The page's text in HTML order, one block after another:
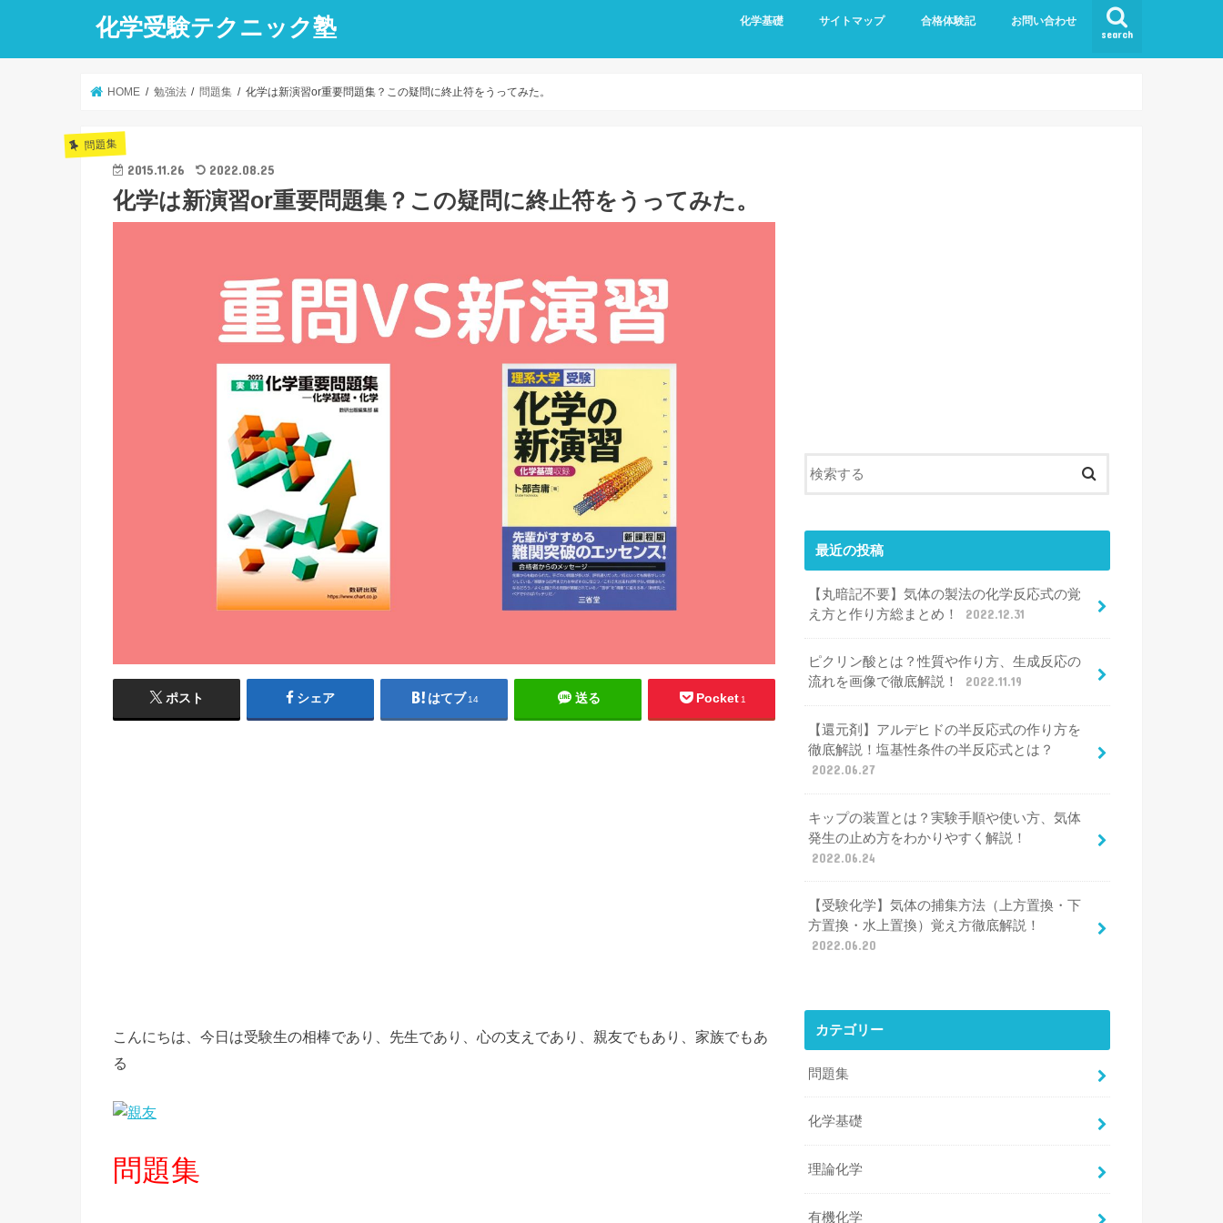
化学受験テクニック塾 search
化学基礎 サイトマップ 合格体験記 お問い合わせ
HOME 勉強法 問題集 化学は新演習or重要問題集？この疑問に終止符をうってみた。
問題集
2015.11.26 2022.08.25
化学は新演習or重要問題集？この疑問に終止符をうってみた。
ポスト シェア はてブ14 送る Pocket1
こんにちは、今日は受験生の相棒であり、先生であり、心の支えであり、親友でもあり、家族でもあ
る
問題集
最近の投稿
【丸暗記不要】気体の製法の化学反応式の覚
え方と作り方総まとめ！
2022.12.31
ピクリン酸とは？性質や作り方、生成反応の
流れを画像で徹底解説！
2022.11.19
【還元剤】アルデヒドの半反応式の作り方を
徹底解説！塩基性条件の半反応式とは？
2022.06.27
キップの装置とは？実験手順や使い方、気体
発生の止め方をわかりやすく解説！
2022.06.24
【受験化学】気体の捕集方法（上方置換・下
方置換・水上置換）覚え方徹底解説！
2022.06.20
カテゴリー
問題集
化学基礎
理論化学
有機化学